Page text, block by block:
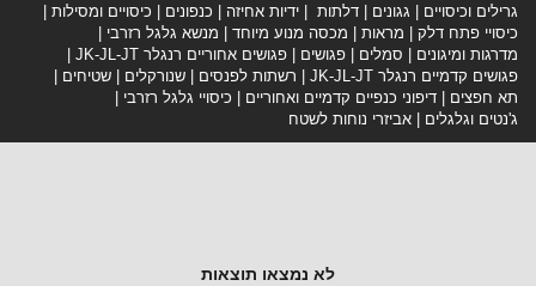
גרילים וכיסויים
גגונים דלתות ידיות אחיזה כנפונים
כיסויים ומסילות
כיסויי פתח דלק
מראות מכסה מנוע מיוחד
מנשא גלגל רזרבי
מדרגות ומיגונים
סמלים פגושים
פגושים אחוריים רנגלר JK-JL-JT
פגושים קדמיים רנגלר JK-JL-JT
רשתות לפנסים שנורקלים
שטיחים
תא חפצים
דיפוני כנפיים קדמיים ואחוריים
כיסויי גלגל רזרבי
ג'נטים וגלגלים
אביזרי נוחות לשטח
לא נמצאו תוצאות